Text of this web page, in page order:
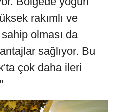
rakımlı ve
olması da
sağlıyor. Bu
çok daha ileri